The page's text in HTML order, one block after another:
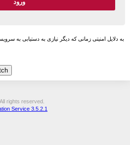
به دلایل امنیتی زمانی که دیگر نیازی به دستیابی به
rights reserved.
Service 3.5.2.1